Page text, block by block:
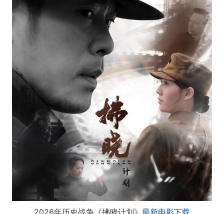
2026年历史战争《拂晓计划》 最新电影下载